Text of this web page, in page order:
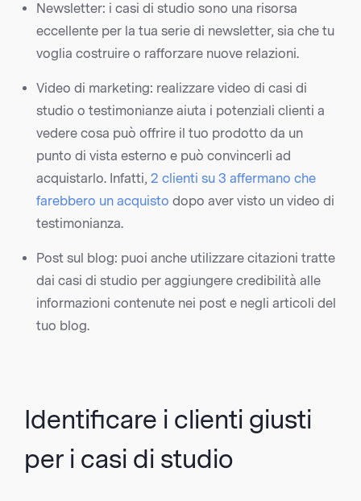
Newsletter: i casi di studio sono una risorsa
eccellente per la tua serie di newsletter, sia che tu
voglia costruire o rafforzare nuove relazioni.
Video di marketing: realizzare video di casi di
studio o testimonianze aiuta i potenziali clienti a
vedere cosa può offrire il tuo prodotto da un
punto di vista esterno e può convincerli ad
acquistarlo. Infatti, 2 clienti su 3 affermano che
farebbero un acquisto dopo aver visto un video di
testimonianza.
Post sul blog: puoi anche utilizzare citazioni tratte
dai casi di studio per aggiungere credibilità alle
informazioni contenute nei post e negli articoli del
tuo blog.
Identificare i clienti giusti
per i casi di studio